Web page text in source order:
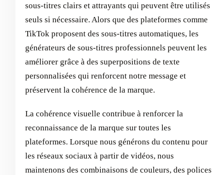
sous-titres clairs et attrayants qui peuvent être utilisés
seuls si nécessaire. Alors que des plateformes comme
TikTok proposent des sous-titres automatiques, les
générateurs de sous-titres professionnels peuvent les
améliorer grâce à des superpositions de texte
personnalisées qui renforcent notre message et
préservent la cohérence de la marque.
La cohérence visuelle contribue à renforcer la
reconnaissance de la marque sur toutes les
plateformes. Lorsque nous générons du contenu pour
les réseaux sociaux à partir de vidéos, nous
maintenons des combinaisons de couleurs, des polices